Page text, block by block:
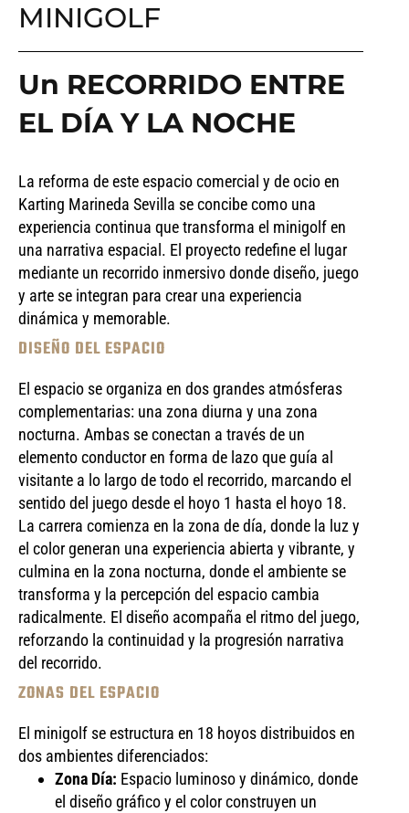
MINIGOLF
Un RECORRIDO ENTRE
EL DÍA Y LA NOCHE
La reforma de este espacio comercial y de ocio en
Karting Marineda Sevilla se concibe como una
experiencia continua que transforma el minigolf en
una narrativa espacial. El proyecto redefine el lugar
mediante un recorrido inmersivo donde diseño, juego
y arte se integran para crear una experiencia
dinámica y memorable.
DISEÑO DEL ESPACIO
El espacio se organiza en dos grandes atmósferas
complementarias: una zona diurna y una zona
nocturna. Ambas se conectan a través de un
elemento conductor en forma de lazo que guía al
visitante a lo largo de todo el recorrido, marcando el
sentido del juego desde el hoyo 1 hasta el hoyo 18.
La carrera comienza en la zona de día, donde la luz y
el color generan una experiencia abierta y vibrante, y
culmina en la zona nocturna, donde el ambiente se
transforma y la percepción del espacio cambia
radicalmente. El diseño acompaña el ritmo del juego,
reforzando la continuidad y la progresión narrativa
del recorrido.
ZONAS DEL ESPACIO
El minigolf se estructura en 18 hoyos distribuidos en
dos ambientes diferenciados:
Zona Día: Espacio luminoso y dinámico, donde
el diseño gráfico y el color construyen un